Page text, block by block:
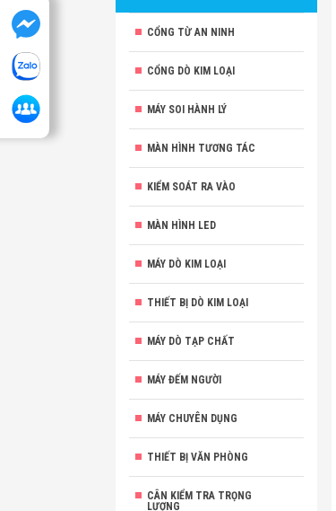
CỔNG TỪ AN NINH
CỔNG DÒ KIM LOẠI
MÁY SOI HÀNH LÝ
MÀN HÌNH TƯƠNG TÁC
KIỂM SOÁT RA VÀO
MÀN HÌNH LED
MÁY DÒ KIM LOẠI
THIẾT BỊ DÒ KIM LOẠI
MÁY DÒ TẠP CHẤT
MÁY ĐẾM NGƯỜI
MÁY CHUYÊN DỤNG
THIẾT BỊ VĂN PHÒNG
CÂN KIỂM TRA TRỌNG
LƯỢNG